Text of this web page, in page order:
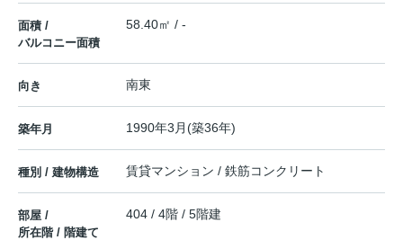
面積 /
バルコニー面積
58.40㎡ / -
向き 南東
築年月 1990年3月(築36年)
種別 / 建物構造 賃貸マンション / 鉄筋コンクリート
部屋 /
所在階 / 階建て
404 / 4階 / 5階建